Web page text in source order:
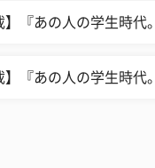
】『あの人の学生時
】『あの人の学生時